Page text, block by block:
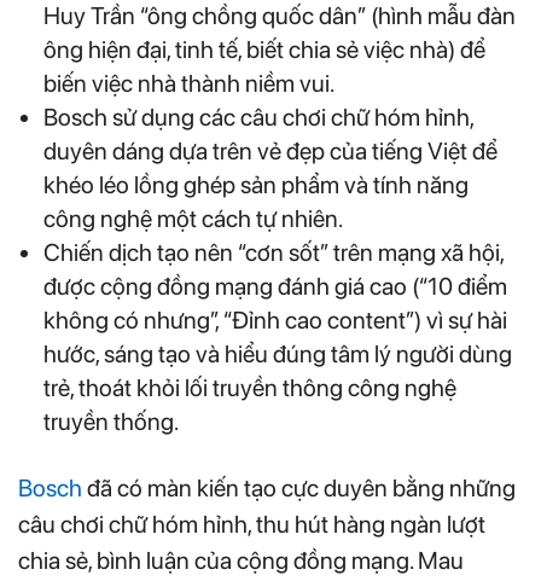
Huy Trần “ông chồng quốc dân” (hình mẫu đàn
ông hiện đại, tinh tế, biết chia sẻ việc nhà) để
biến việc nhà thành niềm vui.
Bosch sử dụng các câu chơi chữ hóm hỉnh,
duyên dáng dựa trên vẻ đẹp của tiếng Việt để
khéo léo lồng ghép sản phẩm và tính năng
công nghệ một cách tự nhiên.
Chiến dịch tạo nên “cơn sốt” trên mạng xã hội,
được cộng đồng mạng đánh giá cao (“10 điểm
không có nhưng”, “Đỉnh cao content”) vì sự hài
hước, sáng tạo và hiểu đúng tâm lý người dùng
trẻ, thoát khỏi lối truyền thông công nghệ
truyền thống.
Bosch đã có màn kiến tạo cực duyên bằng những
câu chơi chữ hóm hỉnh, thu hút hàng ngàn lượt
chia sẻ, bình luận của cộng đồng mạng. Mau